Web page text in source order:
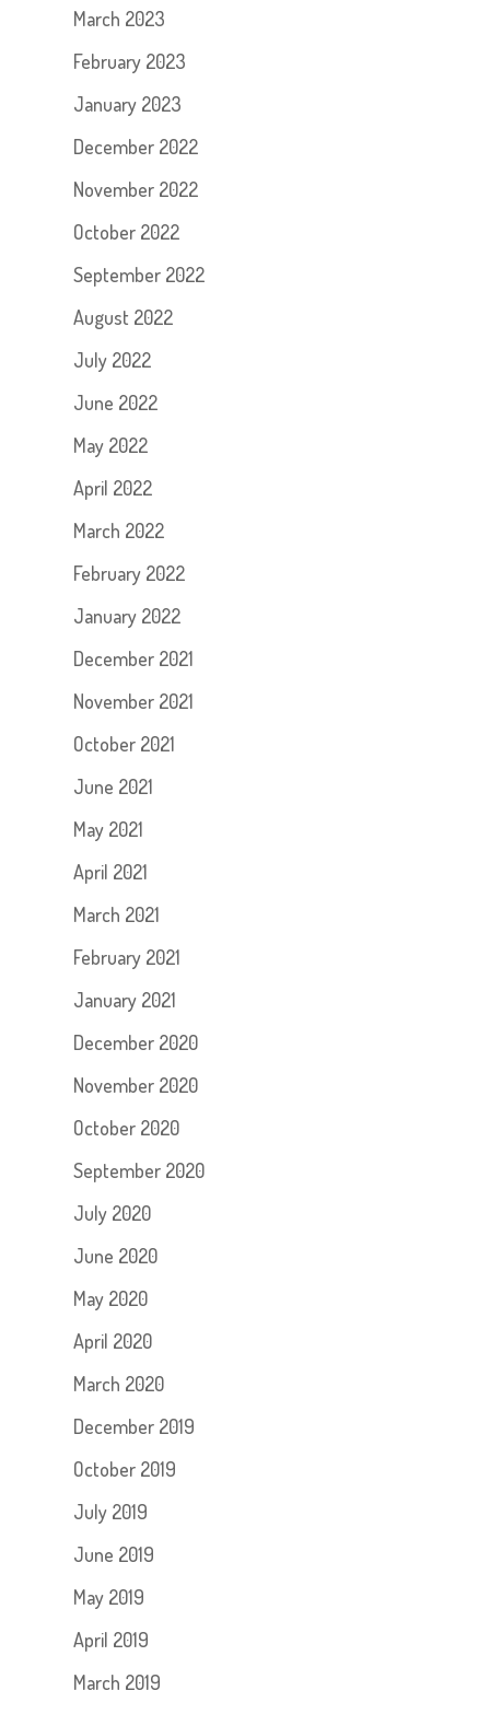
March 2023
February 2023
January 2023
December 2022
November 2022
October 2022
September 2022
August 2022
July 2022
June 2022
May 2022
April 2022
March 2022
February 2022
January 2022
December 2021
November 2021
October 2021
June 2021
May 2021
April 2021
March 2021
February 2021
January 2021
December 2020
November 2020
October 2020
September 2020
July 2020
June 2020
May 2020
April 2020
March 2020
December 2019
October 2019
July 2019
June 2019
May 2019
April 2019
March 2019